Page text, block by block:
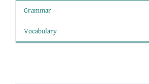
Grammar
Vocabulary